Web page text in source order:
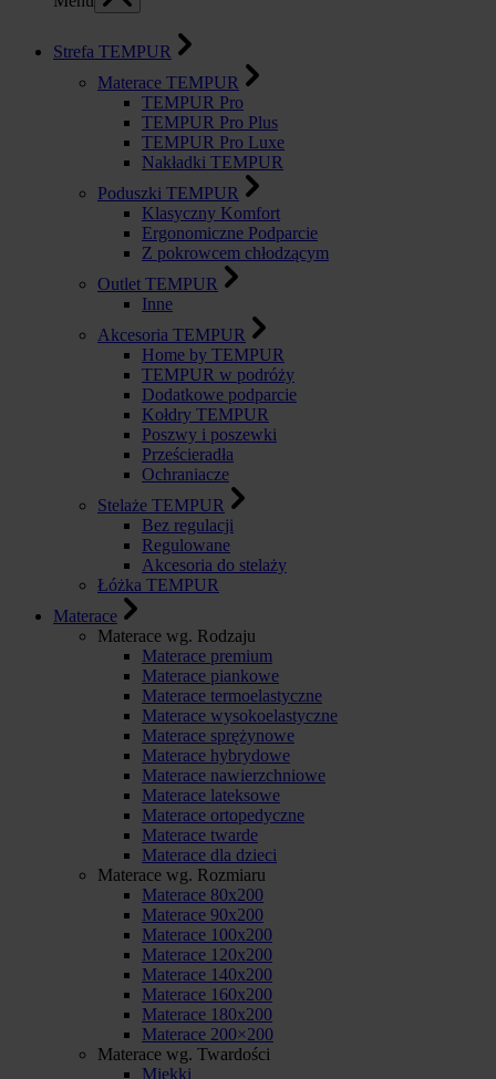
Strefa TEMPUR
Materace TEMPUR
TEMPUR Pro
TEMPUR Pro Plus
TEMPUR Pro Luxe
Nakładki TEMPUR
Poduszki TEMPUR
Klasyczny Komfort
Ergonomiczne Podparcie
Z pokrowcem chłodzącym
Outlet TEMPUR
Inne
Akcesoria TEMPUR
Home by TEMPUR
TEMPUR w podróży
Dodatkowe podparcie
Kołdry TEMPUR
Poszwy i poszewki
Prześcieradła
Ochraniacze
Stelaże TEMPUR
Bez regulacji
Regulowane
Akcesoria do stelaży
Łóżka TEMPUR
Materace
Materace wg. Rodzaju
Materace premium
Materace piankowe
Materace termoelastyczne
Materace wysokoelastyczne
Materace sprężynowe
Materace hybrydowe
Materace nawierzchniowe
Materace lateksowe
Materace ortopedyczne
Materace twarde
Materace dla dzieci
Materace wg. Rozmiaru
Materace 80x200
Materace 90x200
Materace 100x200
Materace 120x200
Materace 140x200
Materace 160x200
Materace 180x200
Materace 200×200
Materace wg. Twardości
Miękki